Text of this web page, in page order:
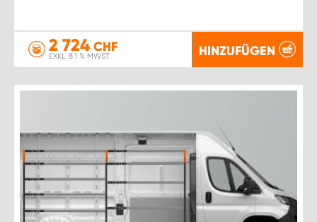
2 724 CHF
EXKL. 8.1 % MWST. HINZUFÜGEN